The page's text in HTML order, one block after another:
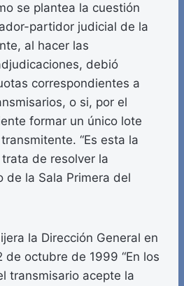
se plantea la cuestión
partidor judicial de la
al hacer las
debió
correspondientes a
o si, por el
formar un único lote
“Es esta la
de resolver la
de la Sala Primera del
la Dirección General en
de octubre de 1999 “En los
transmisario acepte la